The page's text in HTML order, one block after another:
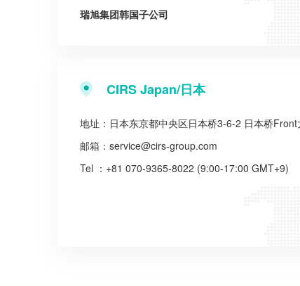
瑞旭集团韩国子公司
CIRS Japan/日本
地址：日本东京都中央区日本桥3-6-2 日本桥Front
邮箱： service@cirs-group.com
Tel ：+81 070-9365-8022 (9:00-17:00 GMT+9)